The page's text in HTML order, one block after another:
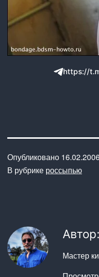
https://
Опубликовано
В рубрике россыпью
Мастер